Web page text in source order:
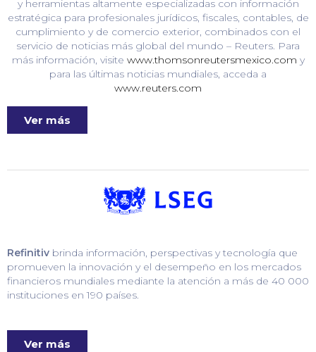
y herramientas altamente especializadas con información
estratégica para profesionales jurídicos, fiscales, contables, de
cumplimiento y de comercio exterior, combinados con el
servicio de noticias más global del mundo – Reuters. Para
más información, visite www.thomsonreutersmexico.com y
para las últimas noticias mundiales, acceda a
www.reuters.com
Ver más
Refinitiv brinda información, perspectivas y tecnología que
promueven la innovación y el desempeño en los mercados
financieros mundiales mediante la atención a más de 40 000
instituciones en 190 países.
Ver más